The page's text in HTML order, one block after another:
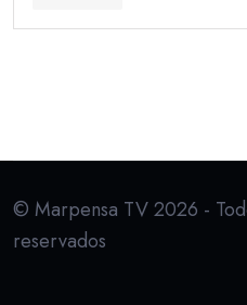
© Marpensa TV 2026 -
reservados